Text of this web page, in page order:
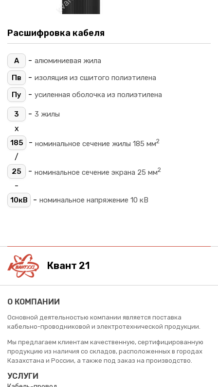
Расшифровка кабеля
А - алюминиевая жила
Пв
- изоляция из сшитого полиэтилена
Пу
- усиленная оболочка из полиэтилена
3 - 3 жилы
х
185 - номинальное сечение жилы 185 мм2
/
25 - номинальное сечение экрана 25 мм2
-
10кВ - номинальное напряжение 10 кВ
Квант 21
О КОМПАНИИ
Основной деятельностью компании является поставка
кабельно-проводниковой и электротехнической продукции.
Мы предлагаем клиентам качественную, сертифицированную
продукцию из наличия со складов, расположенных в городах
Казахстана и России, а также под заказ на производство.
УСЛУГИ